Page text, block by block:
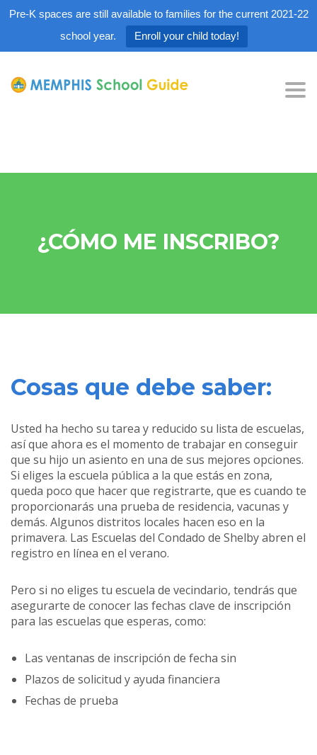
Pre-K spaces are still available to families for the current 2021-22
school year.
Enroll your child today!
¿CÓMO ME INSCRIBO?
Cosas que debe saber:
Usted ha hecho su tarea y reducido su lista de escuelas,
así que ahora es el momento de trabajar en conseguir
que su hijo un asiento en una de sus mejores opciones.
Si eliges la escuela pública a la que estás en zona,
queda poco que hacer que registrarte, que es cuando te
proporcionarás una prueba de residencia, vacunas y
demás. Algunos distritos locales hacen eso en la
primavera. Las Escuelas del Condado de Shelby abren el
registro en línea en el verano.
Pero si no eliges tu escuela de vecindario, tendrás que
asegurarte de conocer las fechas clave de inscripción
para las escuelas que esperas, como:
Las ventanas de inscripción de fecha sin
Plazos de solicitud y ayuda financiera
Fechas de prueba